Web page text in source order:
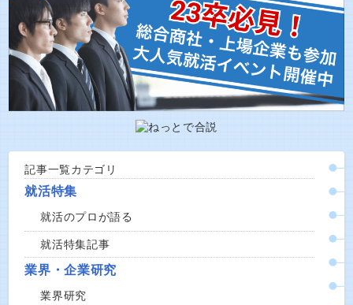
記事一覧カテゴリ
就活特集
就活のプロが語る
就活特集記事
業界・企業研究
業界研究